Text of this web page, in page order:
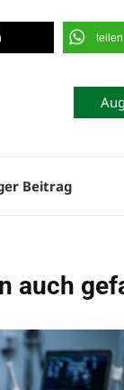
teilen
Beitrag
auch